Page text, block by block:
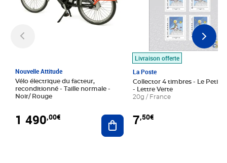
Nouvelle Attitude
Vélo électrique du facteur,
reconditionné - Taille normale -
Noir/ Rouge
1 490,00€ Ajouter au panier
Livraison offerte
La Poste
Collector 4 timbres - Le Petit
- Lettre Verte
20g / France
7,50€